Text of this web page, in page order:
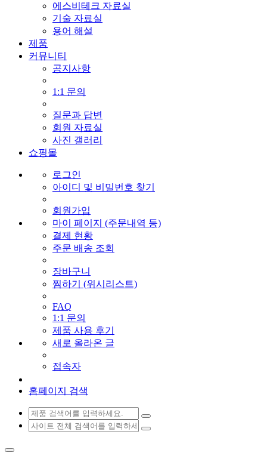
에스비테크 자료실
기술 자료실
용어 해설
제품
커뮤니티
공지사항
1:1 문의
질문과 답변
회원 자료실
사진 갤러리
쇼핑몰
로그인
아이디 및 비밀번호 찾기
회원가입
마이 페이지 (주문내역 등)
결제 현황
주문 배송 조회
장바구니
찜하기 (위시리스트)
FAQ
1:1 문의
제품 사용 후기
새로 올라온 글
접속자
홈페이지 검색